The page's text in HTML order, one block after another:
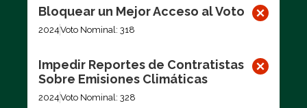
Bloquear un Mejor Acceso al Voto
2024Voto Nominal: 318
Impedir Reportes de Contratistas
Sobre Emisiones Climáticas
2024Voto Nominal: 328